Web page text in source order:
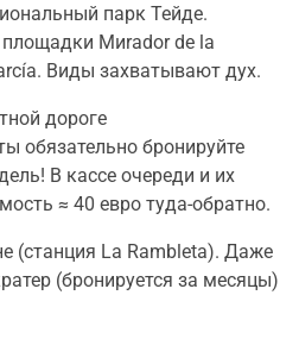
парк Тейде.
Миrador de la
Виды захватывают дух.
дороге
обязательно бронируйте
В кассе очереди и их
≈ 40 евро туда-обратно.
(станция La Rambleta). Даже
(бронируется за месяцы)